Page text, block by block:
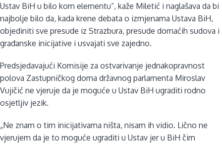
Ustav BiH u bilo kom elementu”, kaže Miletić i naglašava da bi
najbolje bilo da, kada krene debata o izmjenama Ustava BiH,
objediniti sve presude iz Strazbura, presude domaćih sudova i
građanske inicijative i usvajati sve zajedno.
Predsjedavajući Komisije za ostvarivanje jednakopravnost
polova Zastupničkog doma državnog parlamenta Miroslav
Vujičić ne vjeruje da je moguće u Ustav BiH ugraditi rodno
osjetljiv jezik.
„Ne znam o tim inicijativama ništa, nisam ih vidio. Lično ne
vjerujem da je to moguće ugraditi u Ustav jer u BiH čim